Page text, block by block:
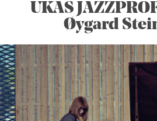
UKAS
Øygard